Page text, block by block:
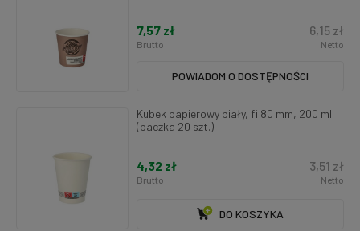
7,57 zł
Brutto
6,15 zł
Netto
POWIADOM O DOSTĘPNOŚCI
Kubek papierowy biały, fi 80 mm, 200 ml
(paczka 20 szt.)
4,32 zł
Brutto
3,51 zł
Netto
DO KOSZYKA